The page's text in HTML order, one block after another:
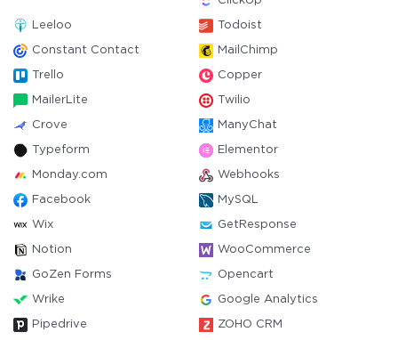
Leeloo Todoist
Constant Contact MailChimp
Trello Copper
MailerLite Twilio
Crove ManyChat
Typeform Elementor
Monday.com Webhooks
Facebook MySQL
Wix GetResponse
Notion WooCommerce
GoZen Forms Opencart
Wrike Google Analytics
Pipedrive ZOHO CRM